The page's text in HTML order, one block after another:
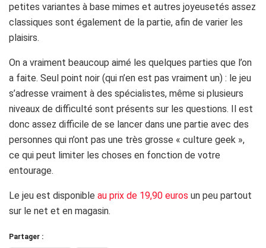
petites variantes à base mimes et autres joyeusetés assez
classiques sont également de la partie, afin de varier les
plaisirs.
On a vraiment beaucoup aimé les quelques parties que l’on
a faite. Seul point noir (qui n’en est pas vraiment un) : le jeu
s’adresse vraiment à des spécialistes, même si plusieurs
niveaux de difficulté sont présents sur les questions. Il est
donc assez difficile de se lancer dans une partie avec des
personnes qui n’ont pas une très grosse « culture geek »,
ce qui peut limiter les choses en fonction de votre
entourage.
Le jeu est disponible au prix de 19,90 euros un peu partout
sur le net et en magasin.
Partager :